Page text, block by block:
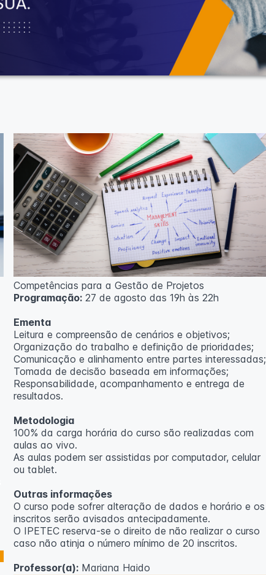
Competências para a Gestão de Projetos
Programação:27 de agosto das 19h às 22h
Ementa
Leitura e compreensão de cenários e objetivos;
Organização do trabalho e definição de prioridades;
Comunicação e alinhamento entre partes interessadas;
Tomada de decisão baseada em informações;
Responsabilidade, acompanhamento e entrega de
resultados.
Metodologia
100% da carga horária do curso são realizadas com
aulas ao vivo.
As aulas podem ser assistidas por computador, celular
ou tablet.
Outras informações
O curso pode sofrer alteração de dados e horário e os
inscritos serão avisados ​​antecipadamente.
O IPETEC reserva-se o direito de não realizar o curso
caso não atinja o número mínimo de 20 inscritos.
Professor(a):Mariana Haido